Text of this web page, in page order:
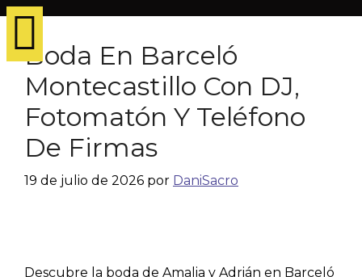
Boda En Barceló
Montecastillo Con DJ,
Fotomatón Y Teléfono
De Firmas
19 de julio de 2026 por DaniSacro
Descubre la boda de Amalia y Adrián en Barceló